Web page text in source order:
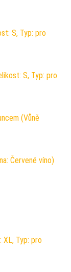
S, Typ: pro
S, Typ: pro
(Vůně
Červené víno)
XL, Typ: pro